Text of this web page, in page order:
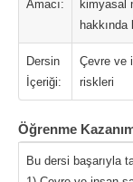
Amacı:
kimyasal
Dersin
İçeriği:
Çevre ve
riskleri
Öğrenme
Bu dersi başarıyla